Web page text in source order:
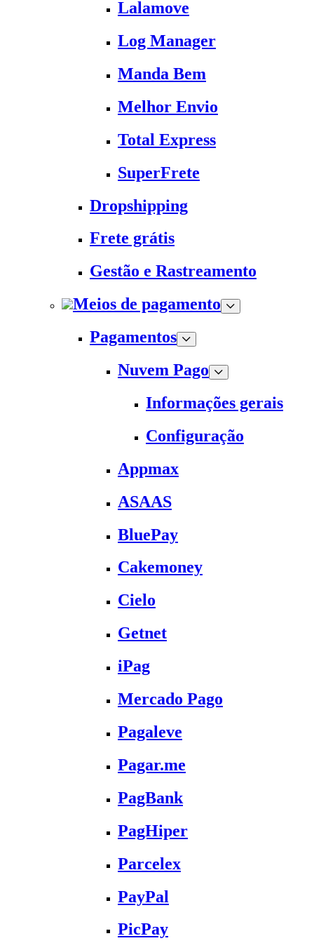
Lalamove
Log Manager
Manda Bem
Melhor Envio
Total Express
SuperFrete
Dropshipping
Frete grátis
Gestão e Rastreamento
Meios de pagamento
Pagamentos
Nuvem Pago
Informações gerais
Configuração
Appmax
ASAAS
BluePay
Cakemoney
Cielo
Getnet
iPag
Mercado Pago
Pagaleve
Pagar.me
PagBank
PagHiper
Parcelex
PayPal
PicPay